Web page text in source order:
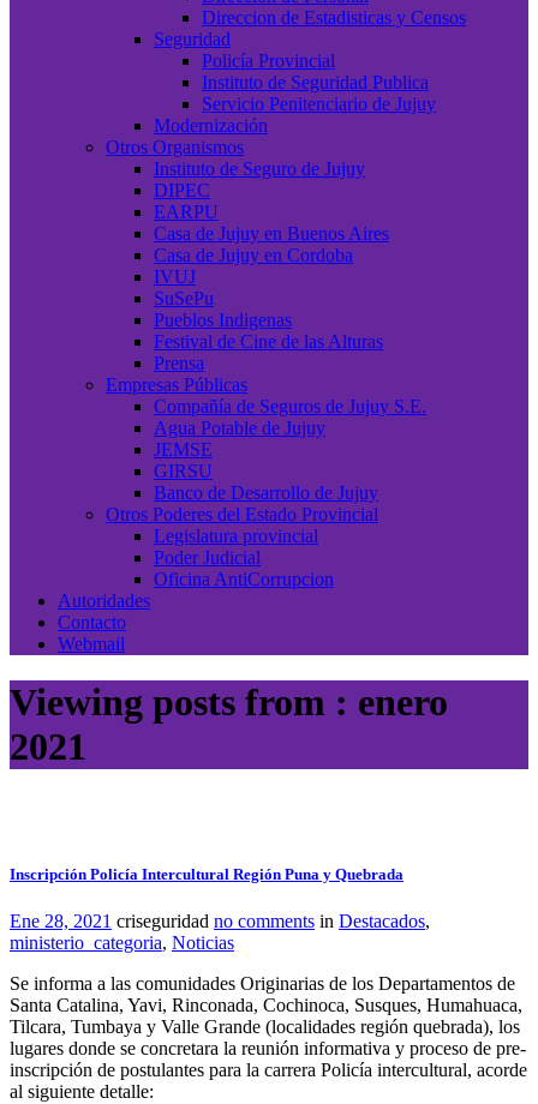
Direccion de Estadisticas y Censos
Seguridad
Policía Provincial
Instituto de Seguridad Publica
Servicio Penitenciario de Jujuy
Modernización
Otros Organismos
Instituto de Seguro de Jujuy
DIPEC
EARPU
Casa de Jujuy en Buenos Aires
Casa de Jujuy en Cordoba
IVUJ
SuSePu
Pueblos Indigenas
Festival de Cine de las Alturas
Prensa
Empresas Públicas
Compañía de Seguros de Jujuy S.E.
Agua Potable de Jujuy
JEMSE
GIRSU
Banco de Desarrollo de Jujuy
Otros Poderes del Estado Provincial
Legislatura provincial
Poder Judicial
Oficina AntiCorrupcion
Autoridades
Contacto
Webmail
Viewing posts from : enero
2021
Inscripción Policía Intercultural Región Puna y Quebrada
Ene 28, 2021 criseguridad no comments in Destacados,
ministerio_categoria, Noticias
Se informa a las comunidades Originarias de los Departamentos de
Santa Catalina, Yavi, Rinconada, Cochinoca, Susques, Humahuaca,
Tilcara, Tumbaya y Valle Grande (localidades región quebrada), los
lugares donde se concretara la reunión informativa y proceso de pre-
inscripción de postulantes para la carrera Policía intercultural, acorde
al siguiente detalle: